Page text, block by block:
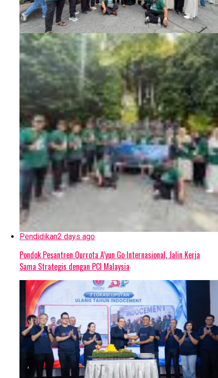
Pendidikan2 days ago
Pondok Pesantren Qurrota A’yun Go Internasional, Jalin Kerja
Sama Strategis dengan PCI Malaysia